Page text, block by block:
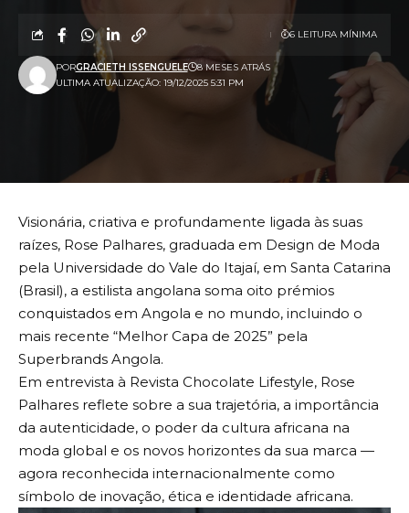
ULTIMA ATUALIZAÇÃO: 19/12/2025 5:31 PM
PORGRACIETH ISSENGUELE 8 MESES ATRÁS
6 LEITURA MÍNIMA
Visionária, criativa e profundamente ligada às suas
raízes, Rose Palhares, graduada em Design de Moda
pela Universidade do Vale do Itajaí, em Santa Catarina
(Brasil), a estilista angolana soma oito prémios
conquistados em Angola e no mundo, incluindo o
mais recente “Melhor Capa de 2025” pela
Superbrands Angola.
Em entrevista à Revista Chocolate Lifestyle, Rose
Palhares reflete sobre a sua trajetória, a importância
da autenticidade, o poder da cultura africana na
moda global e os novos horizontes da sua marca —
agora reconhecida internacionalmente como
símbolo de inovação, ética e identidade africana.